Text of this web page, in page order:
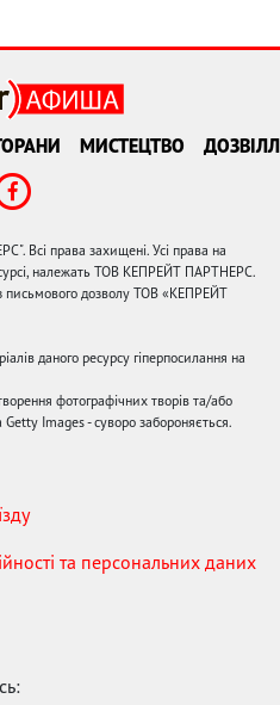
МИСТЕЦТВО
права захищені. Усі права на
належать ТОВ КЕПРЕЙТ ПАРТНЕРС.
письмового дозволу ТОВ «КЕПРЕЙТ
даного ресурсу гіперпосилання на
фотографічних творів та/або
Getty Images - суворо забороняється.
та персональних даних